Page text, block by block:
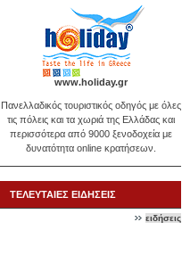
www.holiday.gr
Πανελλαδικός τουριστικός οδηγός με όλες
τις πόλεις και τα χωριά της Ελλάδας και
περισσότερα από 9000 ξενοδοχεία με
δυνατότητα online κρατήσεων.
ΤΕΛΕΥΤΑΙΕΣ ΕΙΔΗΣΕΙΣ
ειδήσεις